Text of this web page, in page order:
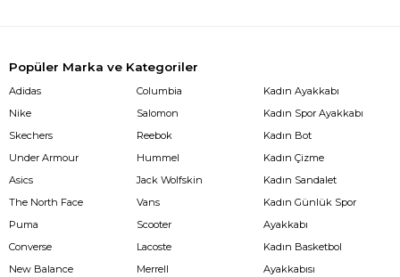
Popüler Marka ve Kategoriler
Adidas
Nike
Skechers
Under Armour
Asics
The North Face
Puma
Converse
New Balance
Columbia
Salomon
Reebok
Hummel
Jack Wolfskin
Vans
Scooter
Lacoste
Merrell
Kadın Ayakkabı
Kadın Spor Ayakkabı
Kadın Bot
Kadın Çizme
Kadın Sandalet
Kadın Günlük Spor
Ayakkabı
Kadın Basketbol
Ayakkabısı